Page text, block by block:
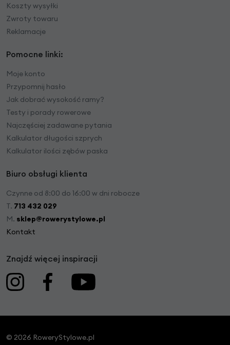
Koszty wysyłki
Zwroty towaru
Reklamacje
Pomocne linki:
Moje konto
Przypomnij hasło
Jak dobrać wysokość ramy?
Testy i porady rowerowe
Najczęściej zadawane pytania
Kalkulator długości szprych
Kalkulator ilości zębów paska
Biuro obsługi klienta
Czynne od 8:00 do 16:00 w dni robocze
T. 713 432 029
M. sklep@rowerystylowe.pl
Kontakt
Znajdź więcej inspiracji
© 2026 RoweryStylowe.pl